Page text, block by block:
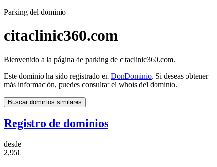
Parking del dominio
citaclinic360.com
Bienvenido a la página de parking de citaclinic360.com.
Este dominio ha sido registrado en DonDominio. Si deseas obtener
más información, puedes consultar el whois del dominio.
Buscar dominios similares
Registro de dominios
desde
2,95€